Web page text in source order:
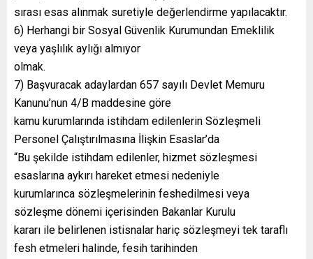
sırası esas alınmak suretiyle değerlendirme yapılacaktır.
6) Herhangi bir Sosyal Güvenlik Kurumundan Emeklilik
veya yaşlılık aylığı almıyor
olmak.
7) Başvuracak adaylardan 657 sayılı Devlet Memuru
Kanunu’nun 4/B maddesine göre
kamu kurumlarında istihdam edilenlerin Sözleşmeli
Personel Çalıştırılmasına İlişkin Esaslar’da
“Bu şekilde istihdam edilenler, hizmet sözleşmesi
esaslarına aykırı hareket etmesi nedeniyle
kurumlarınca sözleşmelerinin feshedilmesi veya
sözleşme dönemi içerisinden Bakanlar Kurulu
kararı ile belirlenen istisnalar hariç sözleşmeyi tek taraflı
fesh etmeleri halinde, fesih tarihinden